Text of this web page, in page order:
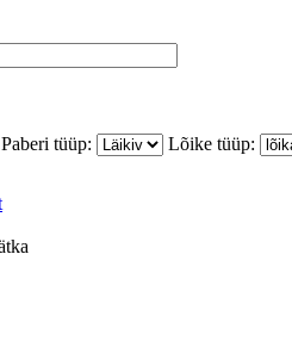
Paberi tüüp:
Lõike tüüp: